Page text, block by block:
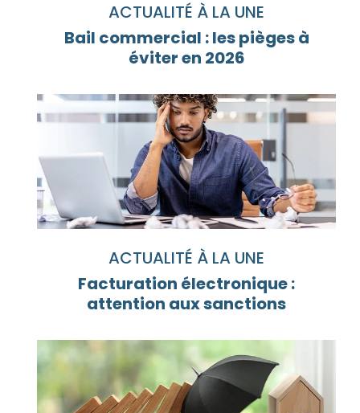
ACTUALITÉ À LA UNE
Bail commercial : les pièges à
éviter en 2026
ACTUALITÉ À LA UNE
Facturation électronique :
attention aux sanctions